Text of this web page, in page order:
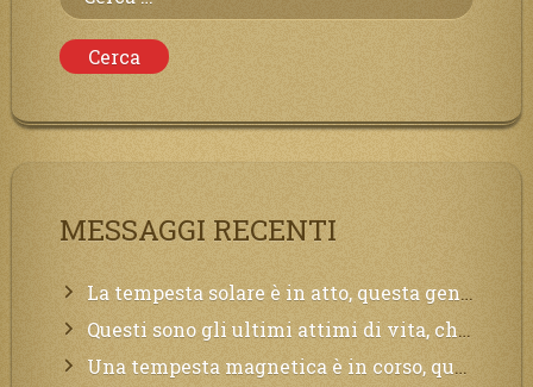
per:
MESSAGGI RECENTI
La tempesta solare è in atto, questa generazione soffrirà molto, la Terra arderà, l’acqua sarà contaminata, il cibo non sarà più nelle vostre mense.
Questi sono gli ultimi attimi di vita, chi si vuole salvare Mi chiami in suo aiuto.
Una tempesta magnetica è in corso, questa generazione patirà. Il black out non tarderà ad arrivare e tutta la Terra sarà oscurata.